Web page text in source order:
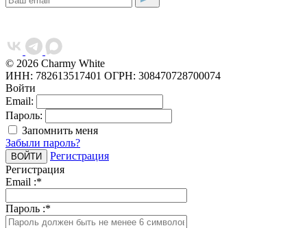
© 2026 Charmy White
ИНН: 782613517401 ОГРН: 308470728700074
Войти
Email:
Пароль:
Запомнить меня
Забыли пароль?
Регистрация
Регистрация
Email :*
Пароль :*